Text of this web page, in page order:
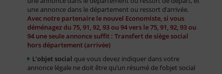
une annonce dans le département ou ressort d’arrivée.
Avec notre partenaire le nouvel Economiste, si vous
déménagez du 75, 91, 92, 93 ou 94 vers le 75, 91, 92, 93 ou
94 une seule annonce suffit : Transfert de siège social
hors département (arrivée)
L’objet social que vous devez indiquer dans votre
annonce légale ne doit être qu’un résumé de l’objet social